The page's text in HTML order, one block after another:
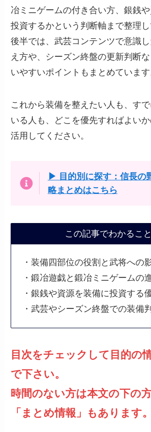
冶ミニゲームの付き合い方、銀銭
投資するかという判断軸まで整理し
後半では、武芸コンテンツで意識
え方や、シーズン終盤の更新判断
いやすいポイントもまとめています
これから装備を整えたい人も、す
いる人も、どこを優先すればよい
活用してください。
▶ 目的別に探す：信長の
略まとめはこちら
この記事でわかること
・装備四部位の役割と武将への
・鍛冶遊戯と鍛冶ミニゲームの
・銀銭や資源を装備に投資する
・武芸やシーズン終盤での装備
目次をチェックして目的の
で下さい。
時間のない方は本文の下の
「まとめ情報」もあります。